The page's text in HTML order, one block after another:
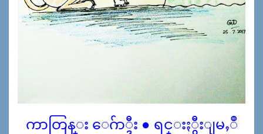
ကာတြန္း ေဂ်ာ္ဒီး ● ရင္းႏွီးျမႇဳ